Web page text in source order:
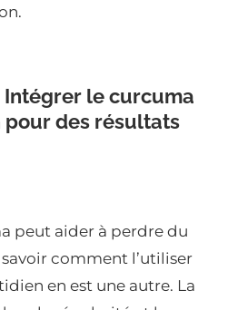
le curcuma
des résultats
peut aider à perdre du
comment l’utiliser
en est une autre. La